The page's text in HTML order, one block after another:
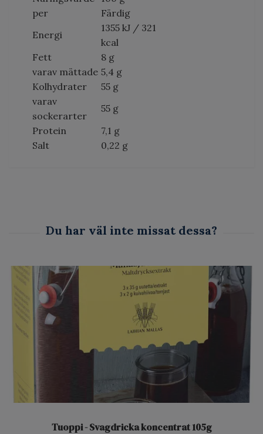
per
Färdig
Energi
1355 kJ / 321
kcal
Fett
8 g
varav mättade 5,4 g
Kolhydrater
55 g
varav
sockerarter
55 g
Protein
7,1 g
Salt
0,22 g
Tuoppi - Svagdricka koncentrat 105g